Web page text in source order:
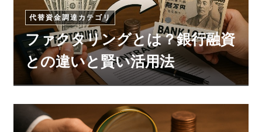
代替資金調達カテゴリ
ファクタリングとは？銀行融資
との違いと賢い活用法